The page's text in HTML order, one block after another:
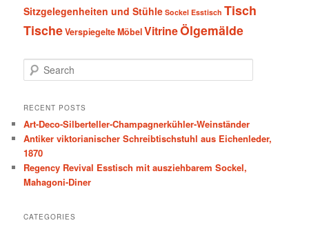
Sitzgelegenheiten und Stühle Sockel Esstisch Tisch
TischeVerspiegelte MöbelVitrineÖlgemälde
e
r
h
RECENT POSTS
Art-Deco-Silberteller-Champagnerkühler-Weinständer
Antiker viktorianischer Schreibtischstuhl aus Eichenleder,
1870
Regency Revival Esstisch mit ausziehbarem Sockel,
Mahagoni-Diner
CATEGORIES